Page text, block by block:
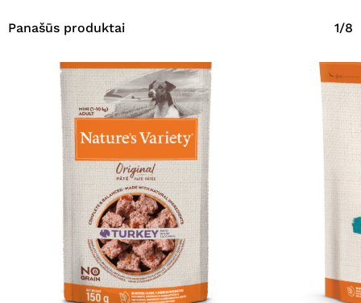
Panašūs produktai 1/8